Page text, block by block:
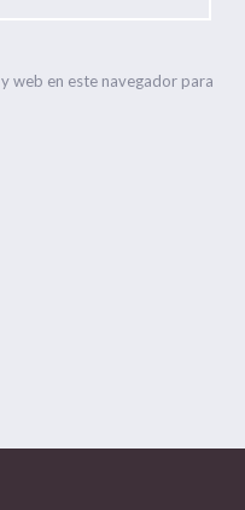
web en este navegador para